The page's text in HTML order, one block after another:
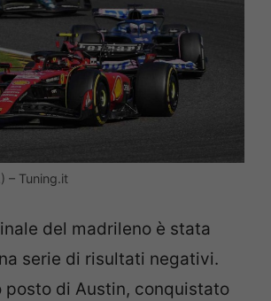
– Tuning.it
del madrileno è stata
serie di risultati negativi.
posto di Austin, conquistato